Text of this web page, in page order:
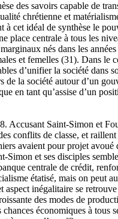
des savoirs capable de
chrétienne et
cet idéal de synthèse le
place centrale à tous les
nés dans les
et femelles (31). Dans le
d’unifier la société dans
la société autour d’un
en tant qu’assise d’un
Accusant Saint-Simon et
conflits de classe, et
avaient pour projet
Simon et ses disciples
centrale de crédit,
étatisé, mais on peut
inégalitaire se
des modes de
économiques à tous